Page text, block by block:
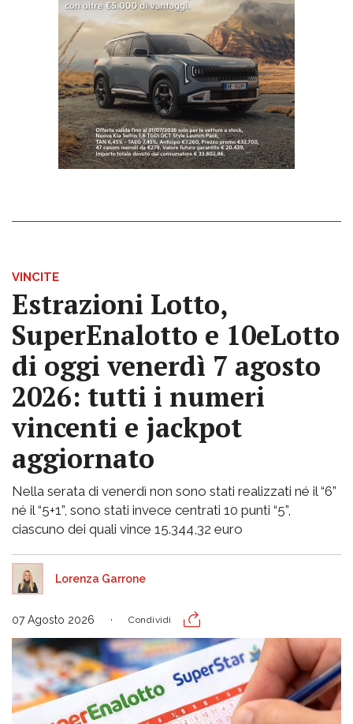
VINCITE
Estrazioni Lotto,
SuperEnalotto e 10eLotto
di oggi venerdì 7 agosto
2026: tutti i numeri
vincenti e jackpot
aggiornato
Nella serata di venerdì non sono stati realizzati né il “6”
né il “5+1”, sono stati invece centrati 10 punti “5”,
ciascuno dei quali vince 15.344,32 euro
Lorenza Garrone
07 Agosto 2026 Condividi